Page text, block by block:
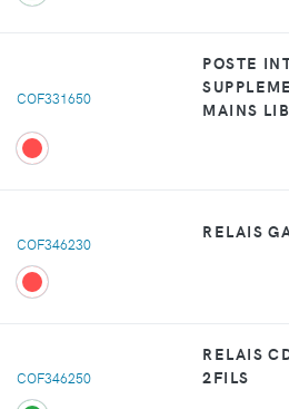
COF331650
POSTE
MAINS
COF346230
RELAIS
COF346250
RELAIS
2FILS